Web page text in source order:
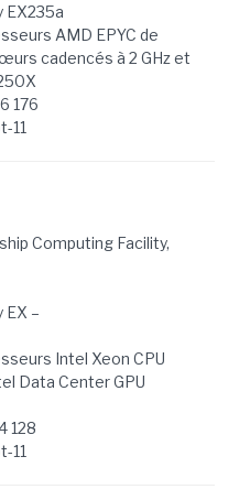
EX235a
AMD EPYC de
cadencés à 2 GHz et
176
11
Computing Facility,
EX –
Intel Xeon CPU
Data Center GPU
128
11